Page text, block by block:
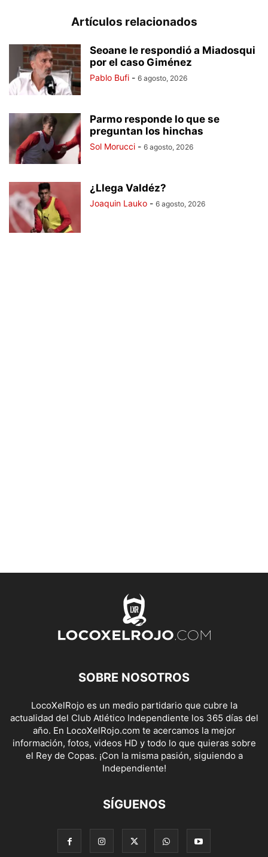
Artículos relacionados
Seoane le respondió a Miadosqui
por el caso Giménez
Pablo Bufi - 6 agosto, 2026
Parmo responde lo que se
preguntan los hinchas
Sol Morucci - 6 agosto, 2026
¿Llega Valdéz?
Joaquin Lauko - 6 agosto, 2026
SOBRE NOSOTROS
LocoXelRojo es un medio partidario que cubre la
actualidad del Club Atlético Independiente los 365 días del
año. En LocoXelRojo.com te acercamos la mejor
información, fotos, videos HD y todo lo que quieras sobre
el Rey de Copas. ¡Con la misma pasión, siguiendo a
Independiente!
SÍGUENOS